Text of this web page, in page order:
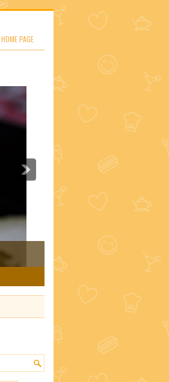
HOME PAGE
Risotto giallo in verza